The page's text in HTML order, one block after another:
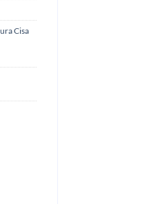
Cisa